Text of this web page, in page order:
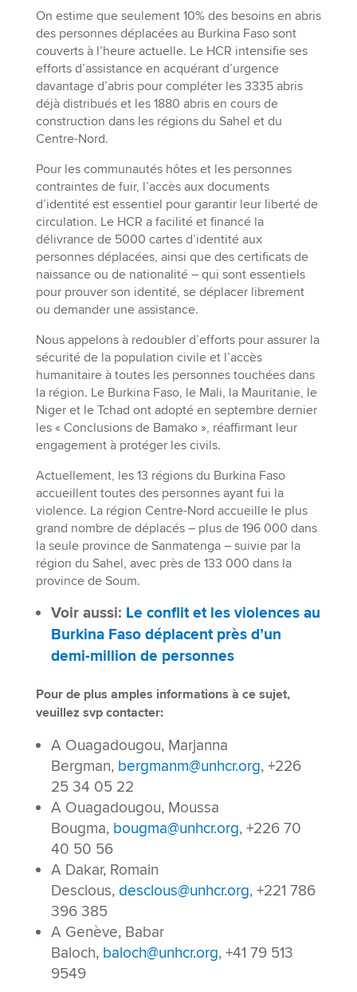
On estime que seulement 10% des besoins en abris
des personnes déplacées au Burkina Faso sont
couverts à l’heure actuelle. Le HCR intensifie ses
efforts d’assistance en acquérant d’urgence
davantage d’abris pour compléter les 3335 abris
déjà distribués et les 1880 abris en cours de
construction dans les régions du Sahel et du
Centre-Nord.
Pour les communautés hôtes et les personnes
contraintes de fuir, l’accès aux documents
d’identité est essentiel pour garantir leur liberté de
circulation. Le HCR a facilité et financé la
délivrance de 5000 cartes d’identité aux
personnes déplacées, ainsi que des certificats de
naissance ou de nationalité – qui sont essentiels
pour prouver son identité, se déplacer librement
ou demander une assistance.
Nous appelons à redoubler d’efforts pour assurer la
sécurité de la population civile et l’accès
humanitaire à toutes les personnes touchées dans
la région. Le Burkina Faso, le Mali, la Mauritanie, le
Niger et le Tchad ont adopté en septembre dernier
les « Conclusions de Bamako », réaffirmant leur
engagement à protéger les civils.
Actuellement, les 13 régions du Burkina Faso
accueillent toutes des personnes ayant fui la
violence. La région Centre-Nord accueille le plus
grand nombre de déplacés – plus de 196 000 dans
la seule province de Sanmatenga – suivie par la
région du Sahel, avec près de 133 000 dans la
province de Soum.
Voir aussi: Le conflit et les violences au
Burkina Faso déplacent près d’un
demi-million de personnes
Pour de plus amples informations à ce sujet,
veuillez svp contacter:
A Ouagadougou, Marjanna
Bergman, bergmanm@unhcr.org, +226
25 34 05 22
A Ouagadougou, Moussa
Bougma, bougma@unhcr.org, +226 70
40 50 56
A Dakar, Romain
Desclous, desclous@unhcr.org, +221 786
396 385
A Genève, Babar
Baloch, baloch@unhcr.org, +41 79 513
9549